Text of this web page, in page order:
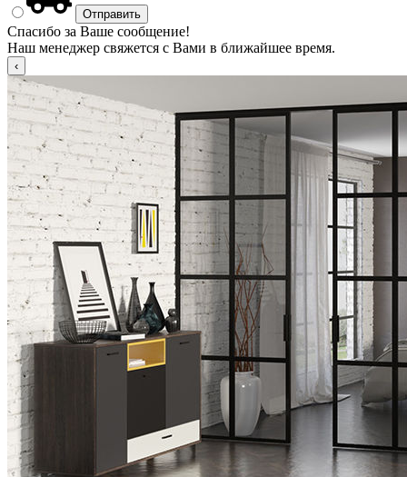
Спасибо за Ваше сообщение!
Наш менеджер свяжется с Вами в ближайшее время.